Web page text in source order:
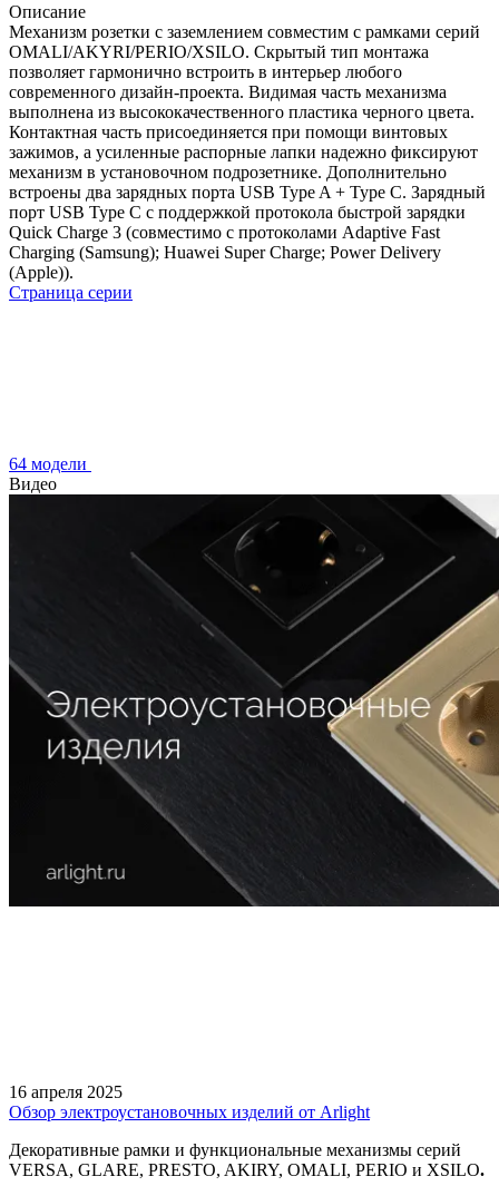
Описание
Механизм розетки с заземлением совместим с рамками серий
OMALI/AKYRI/PERIO/XSILO. Скрытый тип монтажа
позволяет гармонично встроить в интерьер любого
современного дизайн-проекта. Видимая часть механизма
выполнена из высококачественного пластика черного цвета.
Контактная часть присоединяется при помощи винтовых
зажимов, а усиленные распорные лапки надежно фиксируют
механизм в установочном подрозетнике. Дополнительно
встроены два зарядных порта USB Type A + Type C. Зарядный
порт USB Type C с поддержкой протокола быстрой зарядки
Quick Charge 3 (совместимо с протоколами Adaptive Fast
Charging (Samsung); Huawei Super Charge; Power Delivery
(Apple)).
Страница серии
64 модели
Видео
16 апреля 2025
Обзор электроустановочных изделий от Arlight
Декоративные рамки и функциональные механизмы серий
VERSA, GLARE, PRESTO, AKIRY, OMALI, PERIO и XSILO.